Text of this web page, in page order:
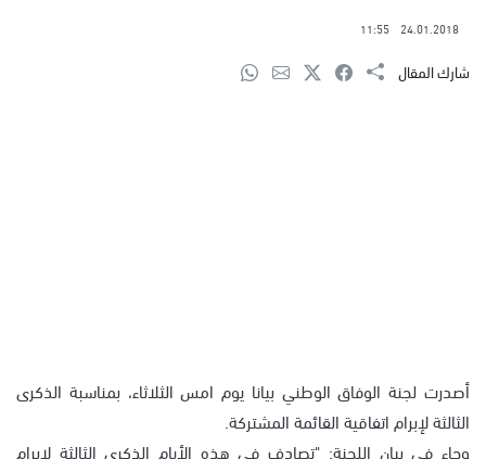
24.01.2018
11:55
شارك المقال
أصدرت لجنة الوفاق الوطني بيانا يوم امس الثلاثاء، بمناسبة الذكرى
الثالثة لإبرام اتفاقية القائمة المشتركة.
وجاء في بيان اللجنة: "تصادف في هذه الأيام الذكرى الثالثة لإبرام